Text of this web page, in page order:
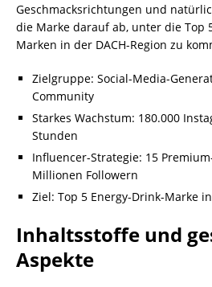
Geschmacksrichtungen und
die Marke darauf ab, unter die Top
Marken in der DACH-Region zu
Zielgruppe: Social-Media-
Community
Starkes Wachstum: 180.000
Stunden
Influencer-Strategie: 15
Millionen Followern
Ziel: Top 5 Energy-Drink-Marke
Inhaltsstoffe und
Aspekte